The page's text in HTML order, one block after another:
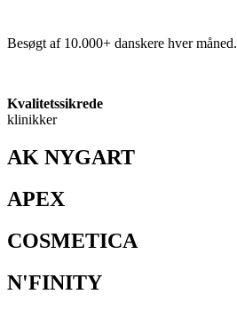
Besøgt af 10.000+ danskere hver måned.
Kvalitetssikrede
klinikker
AK NYGART
APEX
COSMETICA
N'FINITY